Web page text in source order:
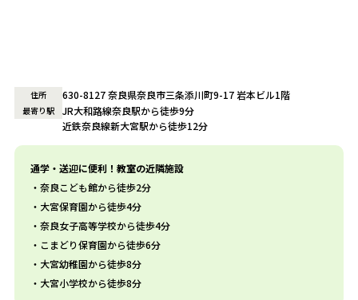
住所 630-8127 奈良県奈良市三条添川町9-17 岩本ビル1階
最寄り駅
JR大和路線奈良駅から徒歩9分
近鉄奈良線新大宮駅から徒歩12分
通学・送迎に便利！教室の近隣施設
奈良こども館から徒歩2分
大宮保育園から徒歩4分
奈良女子高等学校から徒歩4分
こまどり保育園から徒歩6分
大宮幼稚園から徒歩8分
大宮小学校から徒歩8分